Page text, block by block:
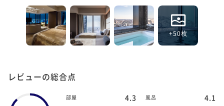
+50枚
レビューの総合点
部屋 4.3 風呂 4.1